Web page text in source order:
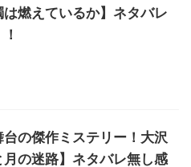
燃えているか】ネタバレ
の傑作ミステリー！大沢
月の迷路】ネタバレ無し感